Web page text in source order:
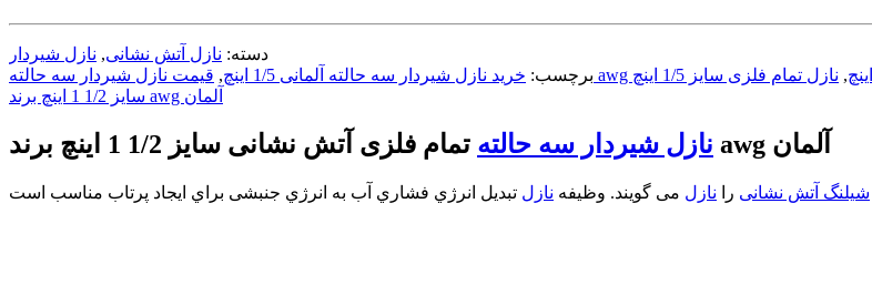
دسته: نازل آتش نشانی, نازل شیردار
برچسب: خرید نازل شیردار سه حالته آلمانی 1/5 اینچ , ,
سایز 1/2 1 اینچ برند awg آلمان
نازل شیردار سه حالته تمام فلزی آتش نشانی سایز 1/2 1 اینچ برند awg آلمان
شیلنگ آتش نشانی را نازل می گویند. وظیفه نازل